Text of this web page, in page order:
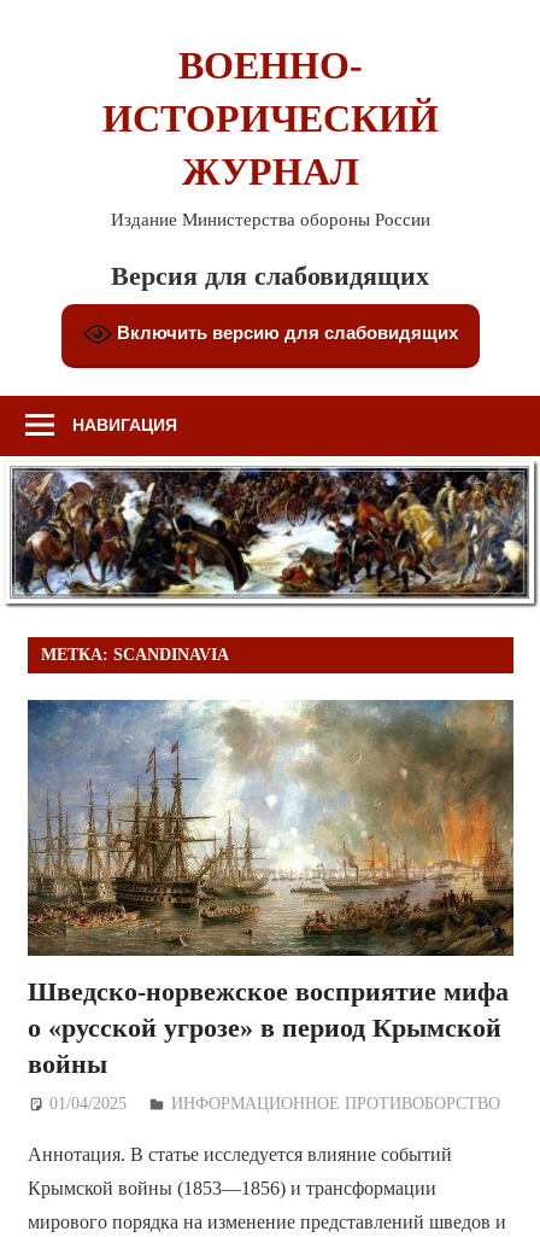
ВОЕННО-
ИСТОРИЧЕСКИЙ
ЖУРНАЛ
Издание Министерства обороны России
Версия для слабовидящих
Включить версию для слабовидящих
НАВИГАЦИЯ
МЕТКА: SCANDINAVIA
Шведско-норвежское восприятие мифа
о «русской угрозе» в период Крымской
войны
01/04/2025 Дежурный по Редакции
ИНФОРМАЦИОННОЕ ПРОТИВОБОРСТВО
Аннотация. В статье исследуется влияние событий
Крымской войны (1853—1856) и трансформации
мирового порядка на изменение представлений шведов и